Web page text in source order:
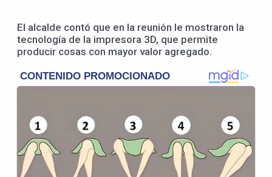
El alcalde contó que en la reunión le mostraron la
tecnología de la impresora 3D, que permite
producir cosas con mayor valor agregado.